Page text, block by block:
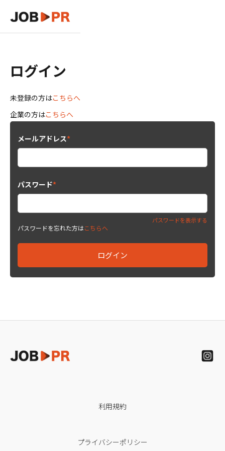
ログイン
未登録の方はこちらへ
企業の方はこちらへ
メールアドレス*
パスワード*
パスワードを表示する
パスワードを忘れた方はこちらへ
利用規約
プライバシーポリシー